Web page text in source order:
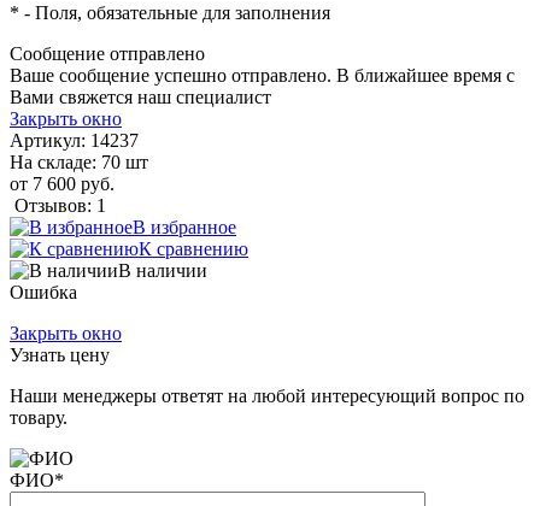
* - Поля, обязательные для заполнения
Сообщение отправлено
Ваше сообщение успешно отправлено. В ближайшее время с
Вами свяжется наш специалист
Закрыть окно
Артикул: 14237
На складе: 70 шт
от 7 600 руб.
Отзывов: 1
В избранное
К сравнению
В наличии
Ошибка
Закрыть окно
Узнать цену
Наши менеджеры ответят на любой интересующий вопрос по
товару.
ФИО*